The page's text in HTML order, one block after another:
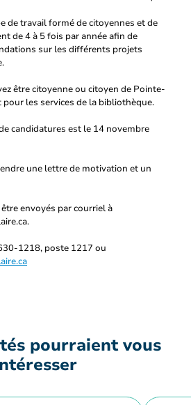
de travail formé de citoyennes et de
de 4 à 5 fois par année afin de
sur les différents projets
être citoyenne ou citoyen de Pointe-
les services de la bibliothèque.
candidatures est le 14 novembre
une lettre de motivation et un
envoyés par courriel à
1218, poste 1217 ou
pourraient vous